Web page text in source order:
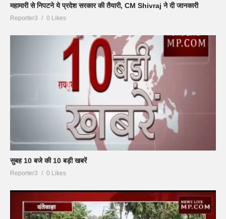
महामारी से निपटने ये प्रदेश सरकार की तैयारी, CM Shivraj ने दी जानकारी
Reporter3 0 Likes
सुबह 10 बजे की 10 बड़ी खबरें
Reporter3 0 Likes